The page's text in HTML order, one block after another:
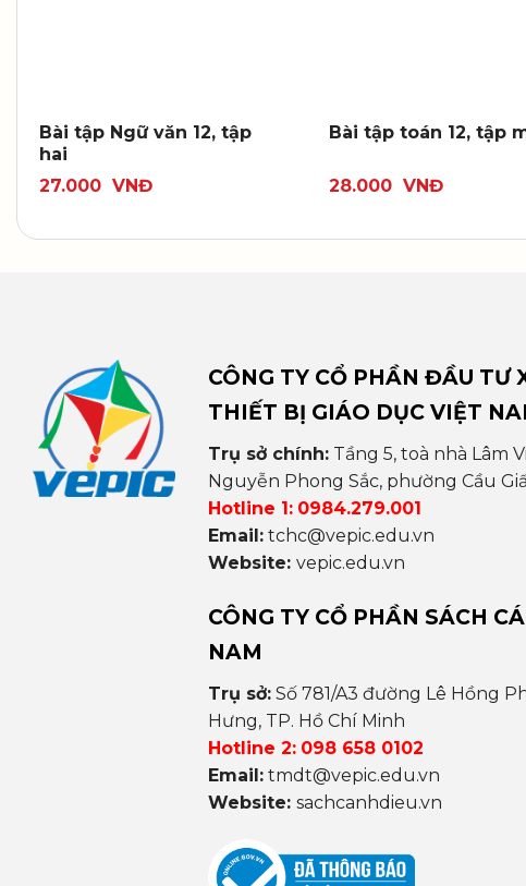
Bài tập Ngữ văn 12, tập
hai
27.000 VNĐ
Bài tập toán 12, tập
28.000 VNĐ
CÔNG TY CỔ PHẦN ĐẦU TƯ
THIẾT BỊ GIÁO DỤC VIỆT
Trụ sở chính:Tầng 5, toà nhà Lâm
Nguyễn Phong Sắc, phường Cầu
Hotline 1: 0984.279.001
Email: tchc@vepic.edu.vn
Website: vepic.edu.vn
CÔNG TY CỔ PHẦN SÁCH
NAM
Trụ sở:Số 781/A3 đường Lê Hồng
Hưng, TP. Hồ Chí Minh
Hotline 2: 098 658 0102
Email: tmdt@vepic.edu.vn
Website: sachcanhdieu.vn